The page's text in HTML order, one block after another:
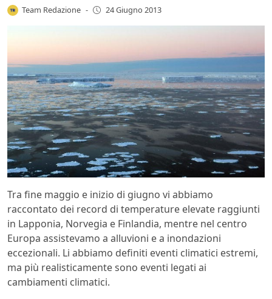
Team Redazione - 24 Giugno 2013
Tra fine maggio e inizio di giugno vi abbiamo
raccontato dei record di temperature elevate raggiunti
in Lapponia, Norvegia e Finlandia, mentre nel centro
Europa assistevamo a alluvioni e a inondazioni
eccezionali. Li abbiamo definiti eventi climatici estremi,
ma più realisticamente sono eventi legati ai
cambiamenti climatici.